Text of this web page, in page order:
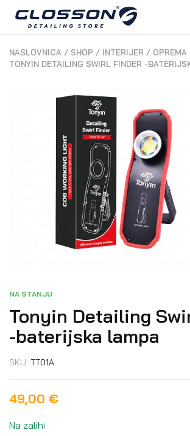
NASLOVNICA / SHOP / INTERIJER / OPREMA
TONYIN DETAILING SWIRL FINDER -
NA STANJU
Tonyin Detailing
-baterijska lampa
SKU: TT01A
49,00 €
Na zalihi